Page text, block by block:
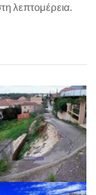
λεπτομέρεια.